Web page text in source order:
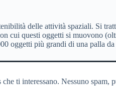
delle attività spaziali. Si
cui questi oggetti si muovono
oggetti più grandi di una palla
ti interessano. Nessuno spam,